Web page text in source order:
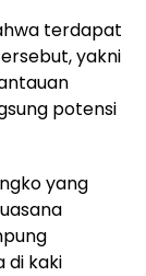
terdapat
yakni
potensi
yang
di kaki